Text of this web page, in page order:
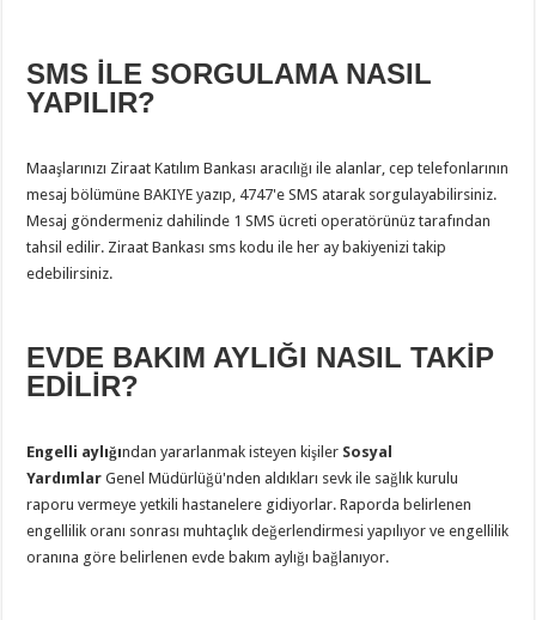
SMS İLE SORGULAMA NASIL
YAPILIR?
Maaşlarınızı Ziraat Katılım Bankası aracılığı ile alanlar, cep telefonlarının
mesaj bölümüne BAKIYE yazıp, 4747'e SMS atarak sorgulayabilirsiniz.
Mesaj göndermeniz dahilinde 1 SMS ücreti operatörünüz tarafından
tahsil edilir. Ziraat Bankası sms kodu ile her ay bakiyenizi takip
edebilirsiniz.
EVDE BAKIM AYLIĞI NASIL TAKİP
EDİLİR?
Engelli aylığından yararlanmak isteyen kişiler Sosyal
Yardımlar Genel Müdürlüğü'nden aldıkları sevk ile sağlık kurulu
raporu vermeye yetkili hastanelere gidiyorlar. Raporda belirlenen
engellilik oranı sonrası muhtaçlık değerlendirmesi yapılıyor ve engellilik
oranına göre belirlenen evde bakım aylığı bağlanıyor.